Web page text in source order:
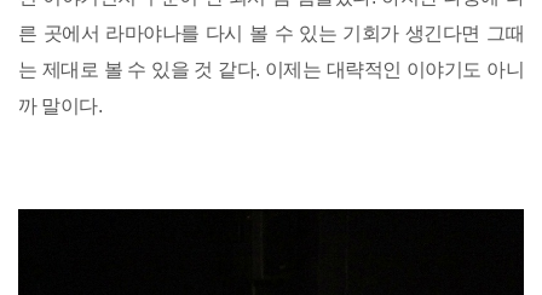
른 곳에서 라마야나를 다시 볼 수 있는 기회가 생긴다면 그때
는 제대로 볼 수 있을 것 같다. 이제는 대략적인 이야기도 아니
까 말이다.